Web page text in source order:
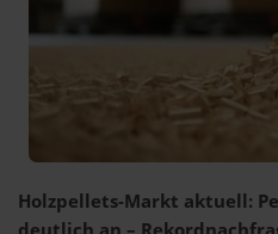
Holzpellets-Markt aktuell: